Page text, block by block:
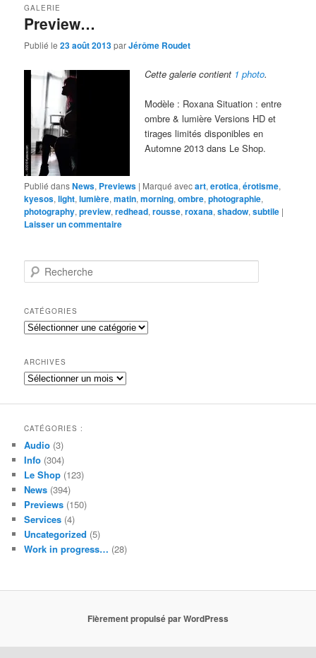
Preview…
GALERIE
Publié le23 août 2013parJérôme Roudet
Cette galerie contient 1 photo.
Modèle : Roxana Situation : entre
ombre & lumière Versions HD et
tirages limités disponibles en
Automne 2013 dans Le Shop.
Publié dansNews, Previews | Marqué avecart,erotica,érotisme,
kyesos,light,lumière,matin,morning,ombre,photographie,
photography,preview,redhead,rousse,roxana,shadow,subtile |
Laisser un commentaire
e
h
e
r
h
e
CATÉGORIES
Catégories
ARCHIVES
Archives
CATÉGORIES :
Audio (3)
Info (304)
Le Shop (123)
News (394)
Previews (150)
Services (4)
Uncategorized (5)
Work in progress… (28)
Fièrement propulsé par WordPress